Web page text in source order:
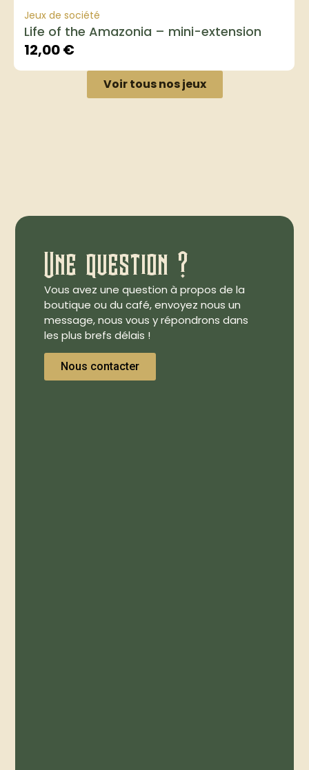
Jeux de société
Life of the Amazonia – mini-extension
12,00€
Voir tous nos jeux
Une question ?
Vous avez une question à propos de la
boutique ou du café, envoyez nous un
message, nous vous y répondrons dans
les plus brefs délais !
Nous contacter